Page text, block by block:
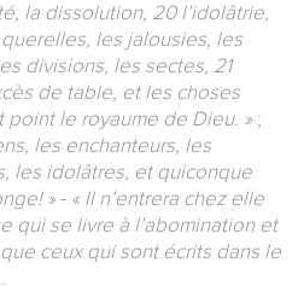
la dissolution, 20 l’idolâtrie,
les jalousies, les
divisions, les sectes, 21
de table, et les choses
point le royaume de Dieu. » ;
les enchanteurs, les
les idolâtres, et quiconque
» - « Il n’entrera chez elle
qui se livre à l’abomination et
ceux qui sont écrits dans le
.